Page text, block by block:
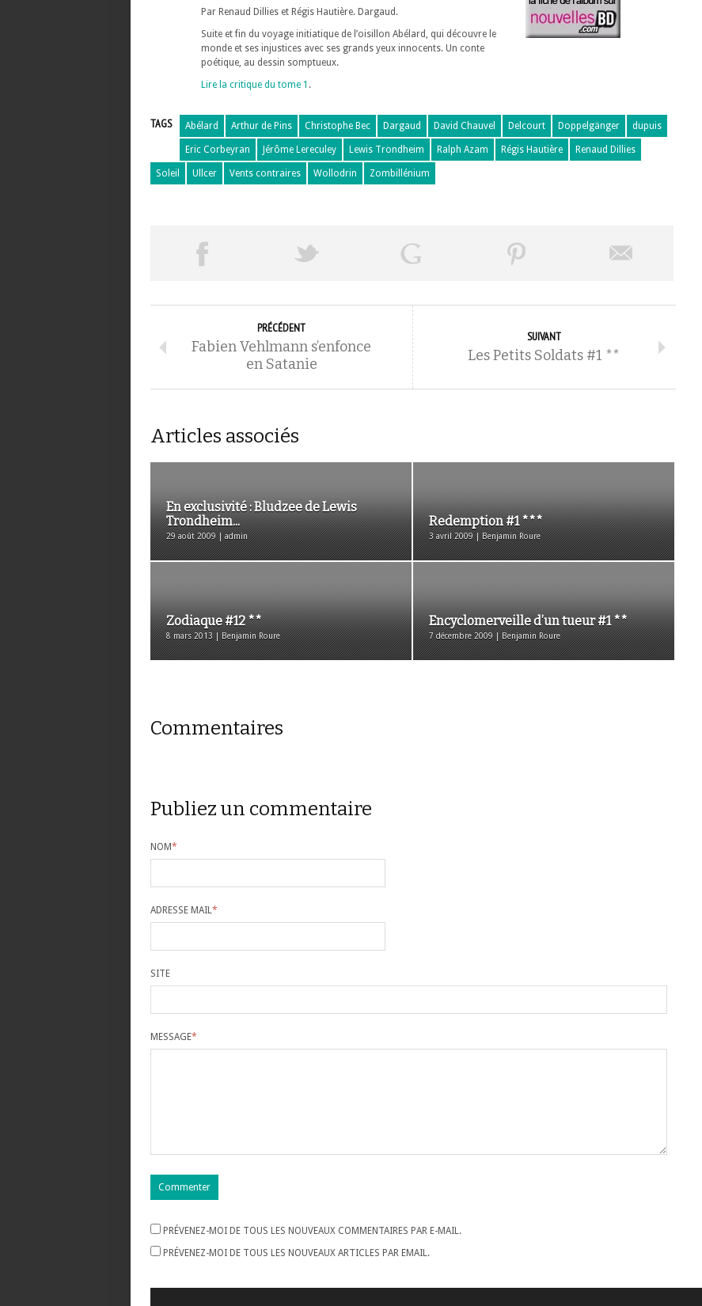
Par Renaud Dillies et Régis Hautière. Dargaud.
Suite et fin du voyage initiatique de l’oisillon Abélard, qui découvre le
monde et ses injustices avec ses grands yeux innocents. Un conte
poétique, au dessin somptueux.
Lire la critique du tome 1 .
TAGS Abélard Arthur de Pins Christophe Bec Dargaud David Chauvel Delcourt Doppelgänger dupuis
Eric Corbeyran Jérôme Lereculey Lewis Trondheim Ralph Azam Régis Hautière Renaud Dillies
Soleil Ullcer Vents contraires Wollodrin Zombillénium
PRÉCÉDENT
Fabien Vehlmann s’enfonce
en Satanie
SUIVANT
Les Petits Soldats #1 **
Articles associés
En exclusivité : Bludzee de Lewis
Trondheim...
29 août 2009 | admin
Redemption #1 ***
3 avril 2009 | Benjamin Roure
Zodiaque #12 **
8 mars 2013 | Benjamin Roure
Encyclomerveille d’un tueur #1 **
7 décembre 2009 | Benjamin Roure
Commentaires
Publiez un commentaire
NOM*
ADRESSE MAIL*
SITE
MESSAGE*
PRÉVENEZ-MOI DE TOUS LES NOUVEAUX COMMENTAIRES PAR E-MAIL.
PRÉVENEZ-MOI DE TOUS LES NOUVEAUX ARTICLES PAR EMAIL.